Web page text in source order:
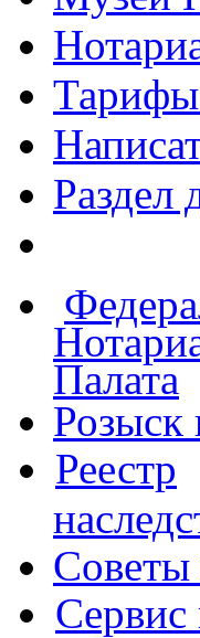
Тарифы
Раздел
Палата
Розыск
Реестр
Советы
Сервис